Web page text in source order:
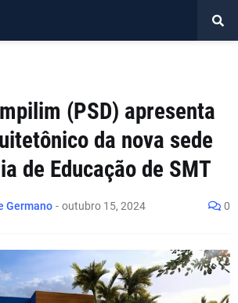
(PSD) apresenta
da nova sede
de Educação de SMT
Germano - outubro 15, 2024 0